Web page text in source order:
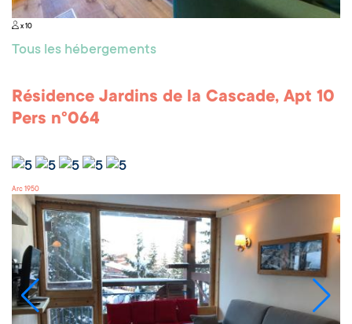
x 10
Tous les hébergements
Résidence Jardins de la Cascade, Apt 10
Pers n°064
Arc 1950